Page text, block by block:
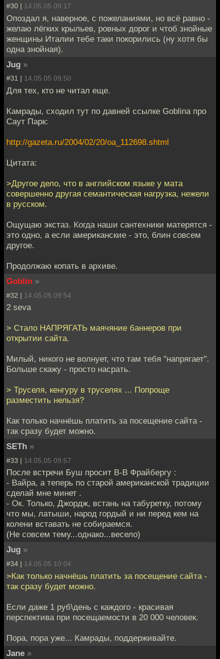
#30 | 14.05.05 09:17
Опоздал я, наверное, с пожеланиями, но всё равно -
желаю лёгких крыльев, ровных дорог и чтоб знойные
женщины Италии тебе таки покорились (ну хотя бы
одна знойная).
Jug »
#31 | 14.05.05 09:50
Для тех, кто не читал еще.
Камрады, сходил тут по давней ссылке Goblina про
Саут Парк:
http://gazeta.ru/2004/02/20/oa_112698.shtml
Цитата:
>Другое дело, что в английском языке у мата
совершенно другая семантическая нагрузка, нежели
в русском.
Ощущаю экстаз. Когда наши сантехники матерятся -
это одно, а если американские - это, блин совсем
другое.
Продолжаю копать в архиве.
Goblin »
#32 | 14.05.05 09:54
2 seva
> Стало НАПРЯГАТЬ маячяние баннеров при
открытии сайта.
Милый, никого не волнует, что там тебя "напрягает".
Больше скажу - просто насрать.
> Труселя, кенгуру в труселях ... Попроще
разместить нельзя?
Как только начнёшь платить за посещение сайта -
так сразу будет можно.
SETh »
#33 | 14.05.05 09:57
После встречи Буш просит В-В Фрайбергу :
- Вайра, а теперь по старой американской традиции
сделай мне минет .
- Ок. Только, Джордж, встань на табуретку, потому
что мы, латыши, народ гордый и ни перед кем на
колени вставать не собираемся.
(Не совсем тему...однако...весело)
Jug »
#34 | 14.05.05 10:04
>Как только начнёшь платить за посещение сайта -
так сразу будет можно.
Если даже 1 руб\день с каждого - красивая
перспектива при посещаемости в 20 000 человек.
Пора, пора уже... Камрады, поддерживайте.
Jane »